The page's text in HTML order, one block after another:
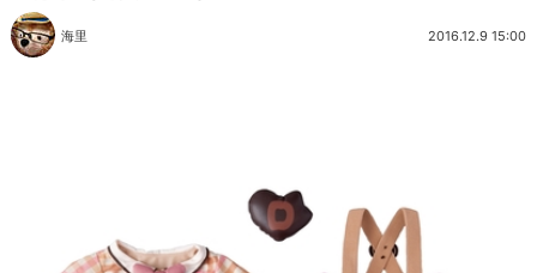
海里 2016.12.9 15:00